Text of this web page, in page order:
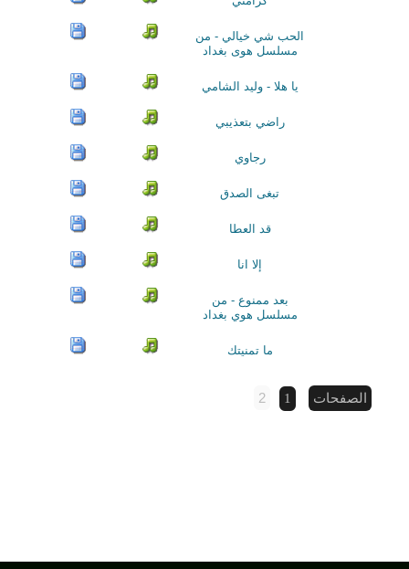
الحب شي خيالي - من
مسلسل هوى بغداد
يا هلا - وليد الشامي
راضي بتعذيبي
رجاوي
تبغى الصدق
قد العطا
إلا انا
بعد ممنوع - من
مسلسل هوي بغداد
ما تمنيتك
الصفحات 1
2